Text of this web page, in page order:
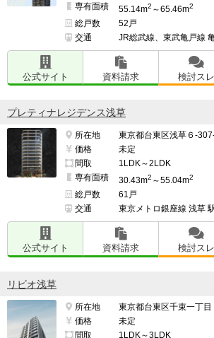
専有面積
55.14m2 ～65.46m2
総戸数
52戸
交通
JR総武線、東武亀戸線
公式サイト 資料請求 検討スレ
プレティナレジデンス浅草
所在地
東京都台東区浅草６-
価格
未定
間取
1LDK～2LDK
専有面積
30.43m2 ～55.04m2
総戸数
61戸
交通
東京メトロ銀座線 浅草
公式サイト 資料請求 検討スレ
リビオ浅草
所在地
東京都台東区千束一丁目
価格
未定
間取
1LDK～3LDK